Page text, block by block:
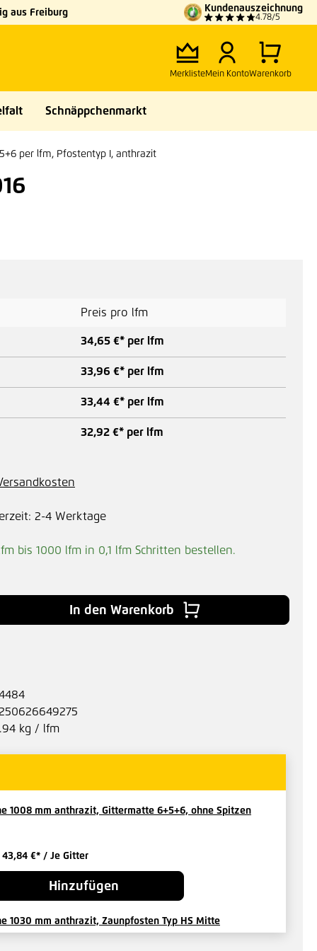
aus Freiburg Kundenauszeichnung
4.78/5
MerklisteMein KontoWarenkorb
Schnäppchenmarkt
per lfm, Pfostentyp I, anthrazit
Preis pro lfm
34,65 €* per lfm
33,96 €* per lfm
33,44 €* per lfm
32,92 €* per lfm
2-4 Werktage
bis 1000 lfm in 0,1 lfm Schritten bestellen.
In den Warenkorb
kg / lfm
1008 mm anthrazit, Gittermatte 6+5+6, ohne Spitzen
43,84 €* / Je Gitter
Hinzufügen
1030 mm anthrazit, Zaunpfosten Typ HS Mitte